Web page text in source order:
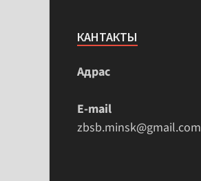
КАНТАКТЫ
Адрас
E-mail
zbsb.minsk@gmail.com